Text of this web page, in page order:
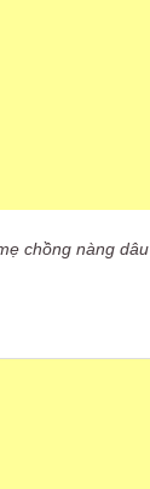
chồng nàng dâu